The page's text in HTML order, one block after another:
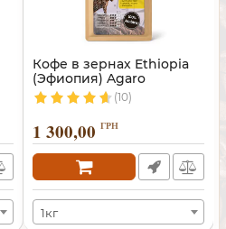
Кофе в зернах Ethiopia
(Эфиопия) Agaro
(10)
1 300,00 ГРН
1кг